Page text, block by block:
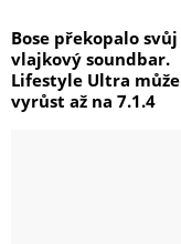
Bose překopalo svůj
vlajkový soundbar.
Lifestyle Ultra může
vyrůst až na 7.1.4